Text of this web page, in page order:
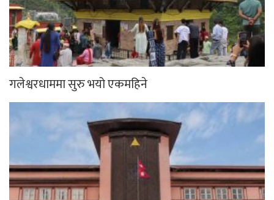
गलेश्वरधाममा सुरु भयो एकमहिने